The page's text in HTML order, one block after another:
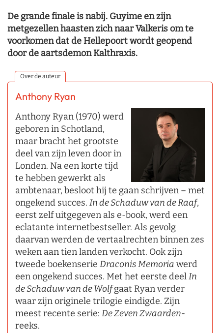
De grande finale is nabij. Guyime en zijn
metgezellen haasten zich naar Valkeris om te
voorkomen dat de Hellepoort wordt geopend
door de aartsdemon Kalthraxis.
Over de auteur
Anthony Ryan
Anthony Ryan (1970) werd
geboren in Schotland,
maar bracht het grootste
deel van zijn leven door in
Londen. Na een korte tijd
te hebben gewerkt als
ambtenaar, besloot hij te gaan schrijven – met
ongekend succes. In de Schaduw van de Raaf,
eerst zelf uitgegeven als e-book, werd een
eclatante internetbestseller. Als gevolg
daarvan werden de vertaalrechten binnen zes
weken aan tien landen verkocht. Ook zijn
tweede boekenserie Draconis Memoria werd
een ongekend succes. Met het eerste deelIn
de Schaduw van de Wolfgaat Ryan verder
waar zijn originele trilogie eindigde. Zijn
meest recente serie: De Zeven Zwaarden-
reeks.